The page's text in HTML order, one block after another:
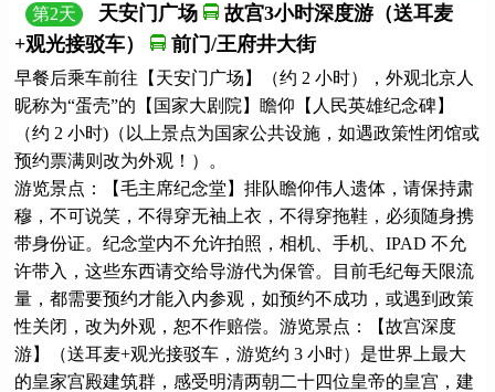
第2天 天安门广场
故宫3小时深度游（送耳麦
+观光接驳车）
前门/王府井大街
早餐后乘车前往【天安门广场】（约 2 小时），外观北京人
昵称为“蛋壳”的【国家大剧院】瞻仰【人民英雄纪念碑】
（约 2 小时)（以上景点为国家公共设施，如遇政策性闭馆或
预约票满则改为外观！）。
游览景点：【毛主席纪念堂】排队瞻仰伟人遗体，请保持肃
穆，不可说笑，不得穿无袖上衣，不得穿拖鞋，必须随身携
带身份证。纪念堂内不允许拍照，相机、手机、IPAD 不允
许带入，这些东西请交给导游代为保管。目前毛纪每天限流
量，都需要预约才能入内参观，如预约不成功，或遇到政策
性关闭，改为外观，恕不作赔偿。游览景点：【故宫深度
游】（送耳麦+观光接驳车，游览约 3 小时）是世界上最大
的皇家宫殿建筑群，感受明清两朝二十四位皇帝的皇宫，建